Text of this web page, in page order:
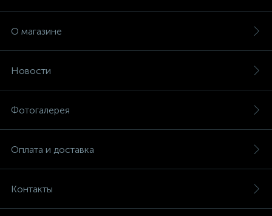
О магазине
Новости
Фотогалерея
Оплата и доставка
Контакты